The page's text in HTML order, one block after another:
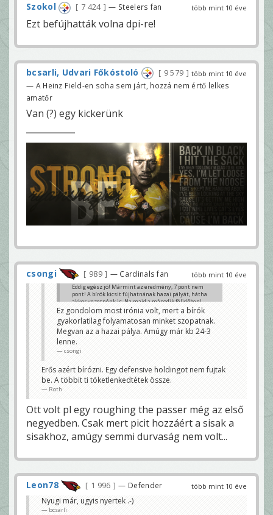
több mint 10 éve
Szokol 7 424 — Steelers fan
Ezt befújhatták volna dpi-re!
több mint 10 éve
bcsarli, Udvari Főkóstoló 9 579
— A Heinz Field-en soha sem járt, hozzá nem értő lelkes
amatőr
Van (?) egy kickerünk
több mint 10 éve
csongi 989 — Cardinals fan
Eddig egész jó! Mármint az eredmény, 7 pont nem
pont! A bírók kicsit fújhatnának hazai pályát, hátha
akkor vezetnénk is. Na majd a második félidőben!
Szokol
Ez gondolom most irónia volt, mert a bírók
gyakorlatilag folyamatosan minket szopatnak.
Megvan az a hazai pálya. Amúgy már kb 24-3
lenne.
csongi
Erős azért bírózni. Egy defensive holdingot nem fujtak
be. A többit ti töketlenkedtétek össze.
Roth
Ott volt pl egy roughing the passer még az első
negyedben. Csak mert picit hozzáért a sisak a
sisakhoz, amúgy semmi durvaság nem volt...
több mint 10 éve
Leon78 1 996 — Defender
Nyugi már, ugyis nyertek .-)
bcsarli